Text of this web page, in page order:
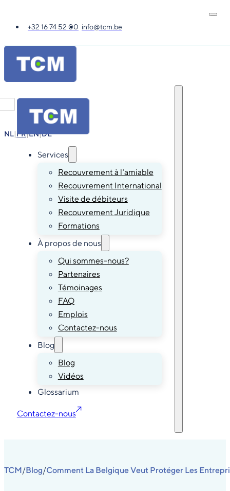
+32 16 74 52 00 info@tcm.be
NL|FR|EN|DE
Services
Recouvrement à l’amiable
Recouvrement International
Visite de débiteurs
Recouvrement Juridique
Formations
À propos de nous
Qui sommes-nous?
Partenaires
Témoinages
FAQ
Emplois
Contactez-nous
Blog
Blog
Vidéos
Glossarium
Contactez-nous
TCM/Blog/Comment La Belgique Veut Protéger Les